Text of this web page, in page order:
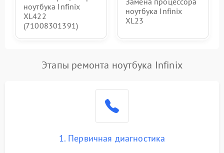
ноутбука Infinix
XL422
(71008301391)
ноутбука Infinix
XL23
Этапы ремонта ноутбука Infinix
1. Первичная диагностика